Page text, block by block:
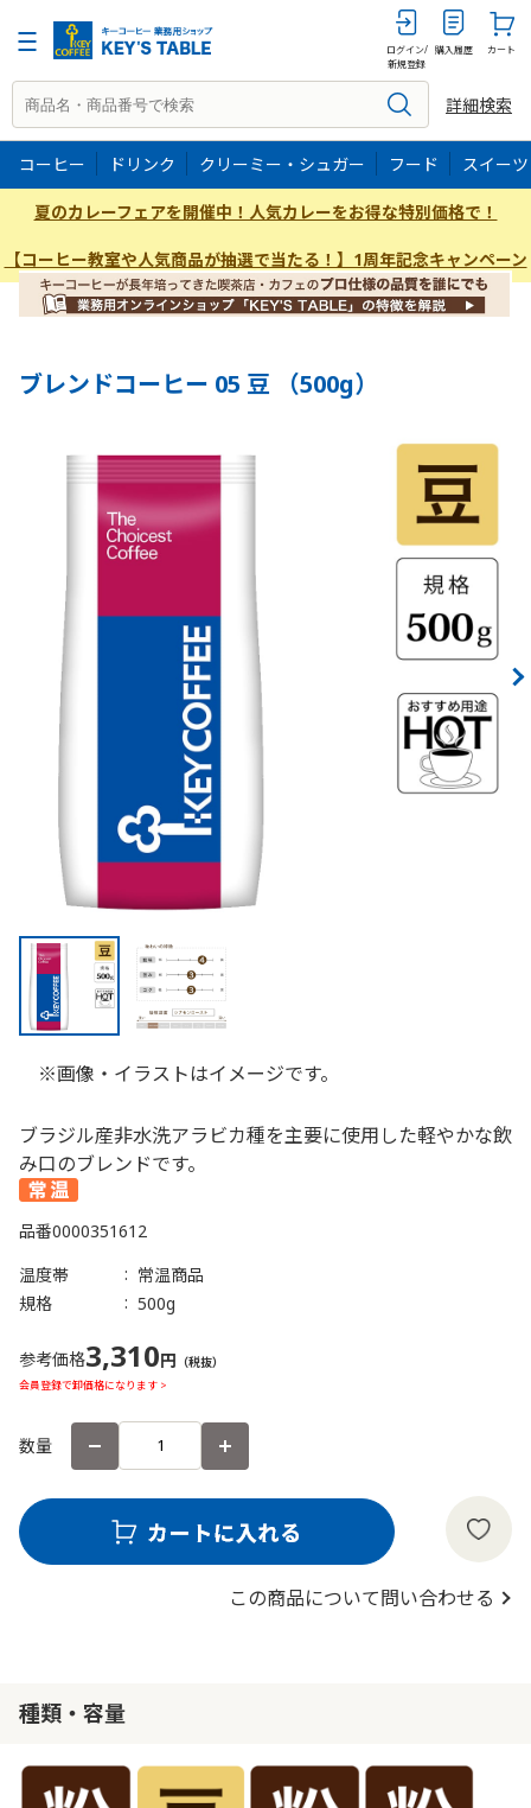
ログイン/
新規登録
購入履歴 カート
詳細検索
コーヒー ドリンク クリーミー・シュガー フード スイーツ
夏のカレーフェアを開催中！人気カレーをお得な特別価格で！
【コーヒー教室や人気商品が抽選で当たる！】1周年記念キャンペーン
ブレンドコーヒー 05 豆 （500g）
※画像・イラストはイメージです。
ブラジル産非水洗アラビカ種を主要に使用した軽やかな飲
み口のブレンドです。
品番0000351612
温度帯
常温商品
規格
500g
参考価格3,310円 （税抜）
会員登録で卸価格になります >
数量
この商品について問い合わせる
種類・容量